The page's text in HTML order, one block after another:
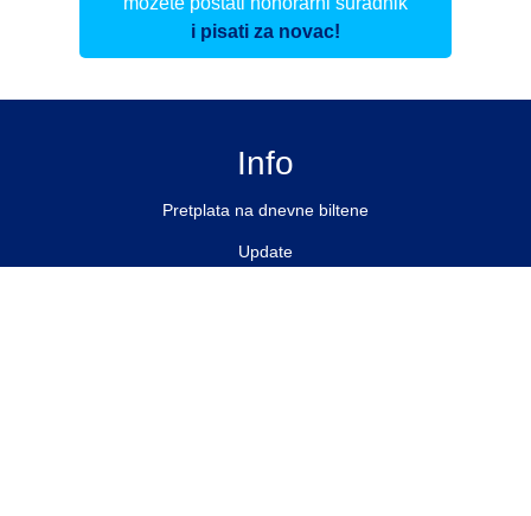
i pisati za novac!
Info
Pretplata na dnevne biltene
Update